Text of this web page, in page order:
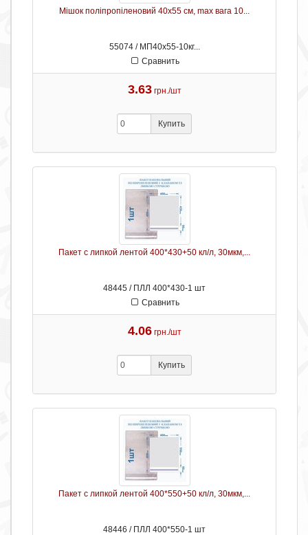
Мішок поліпропіленовий 40х55 см, max вага 10...
55074 / МП40х55-10кг...
Сравнить
3.63 грн./шт
Купить
Пакет с липкой лентой 400*430+50 кл/л, 30мкм,...
48445 / ПЛЛ 400*430-1 шт
Сравнить
4.06 грн./шт
Купить
Пакет с липкой лентой 400*550+50 кл/л, 30мкм,...
48446 / ПЛЛ 400*550-1 шт